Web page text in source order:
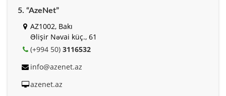
5. “AzeNet”
AZ1002, Bakı
Əlişir Nəvai küç., 61
(+994 50) 3116532
info@azenet.az
azenet.az